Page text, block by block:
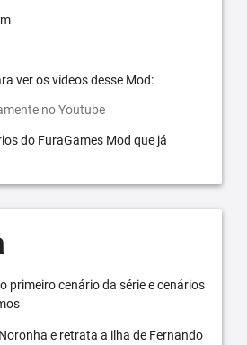
ver os vídeos desse Mod:
no Youtube
do FuraGames Mod que já
primeiro cenário da série e cenários
e retrata a ilha de Fernando